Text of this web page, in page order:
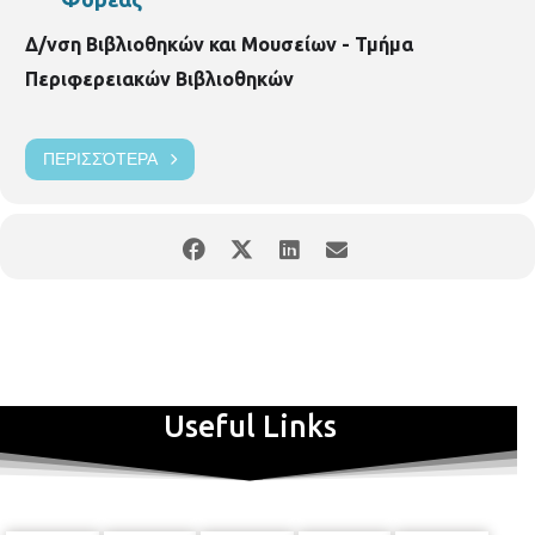
Δ/νση Βιβλιοθηκών και Μουσείων - Τμήμα
Περιφερειακών Βιβλιοθηκών
ΠΕΡΙΣΣΌΤΕΡΑ
Useful Links